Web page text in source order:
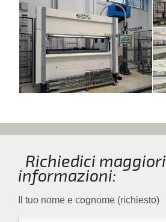
Richiedici maggiori
informazioni:
Il tuo nome e cognome (richiesto)